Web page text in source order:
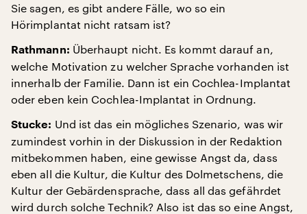
Sie sagen, es gibt andere Fälle, wo so ein
Hörimplantat nicht ratsam ist?
Rathmann: Überhaupt nicht. Es kommt darauf an,
welche Motivation zu welcher Sprache vorhanden ist
innerhalb der Familie. Dann ist ein Cochlea-Implantat
oder eben kein Cochlea-Implantat in Ordnung.
Stucke: Und ist das ein mögliches Szenario, was wir
zumindest vorhin in der Diskussion in der Redaktion
mitbekommen haben, eine gewisse Angst da, dass
eben all die Kultur, die Kultur des Dolmetschens, die
Kultur der Gebärdensprache, dass all das gefährdet
wird durch solche Technik? Also ist das so eine Angst,